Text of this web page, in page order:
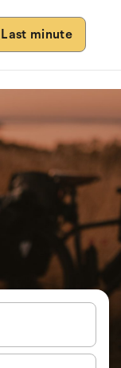
Last minute